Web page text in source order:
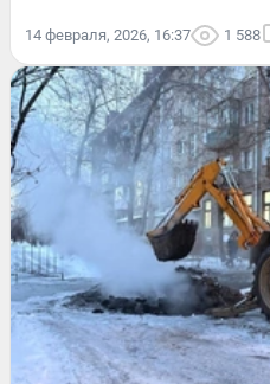
14 февраля, 2026, 16:37 1 588